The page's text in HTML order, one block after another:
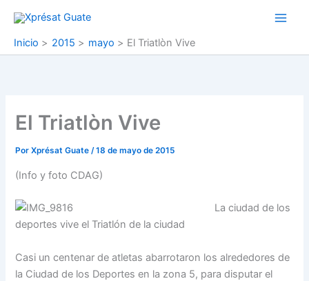
contenido
Inicio 2015 mayo El Triatlòn Vive
El Triatlòn Vive
PorXprésat Guate/18 de mayo de 2015
(Info y foto CDAG)
La ciudad de los
deportes vive el Triatlón de la ciudad
Casi un centenar de atletas abarrotaron los alrededores de
la Ciudad de los Deportes en la zona 5, para disputar el